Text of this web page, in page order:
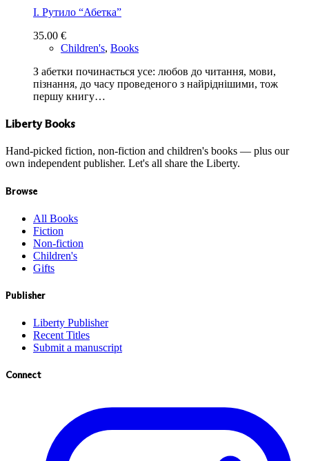
І. Рутило “Абетка”
35.00 €
Children's, Books
З абетки починається усе: любов до читання, мови,
пізнання, до часу проведеного з найріднішими, тож
першу книгу…
Liberty Books
Hand-picked fiction, non-fiction and children's books — plus our
own independent publisher. Let's all share the Liberty.
Browse
All Books
Fiction
Non-fiction
Children's
Gifts
Publisher
Liberty Publisher
Recent Titles
Submit a manuscript
Connect